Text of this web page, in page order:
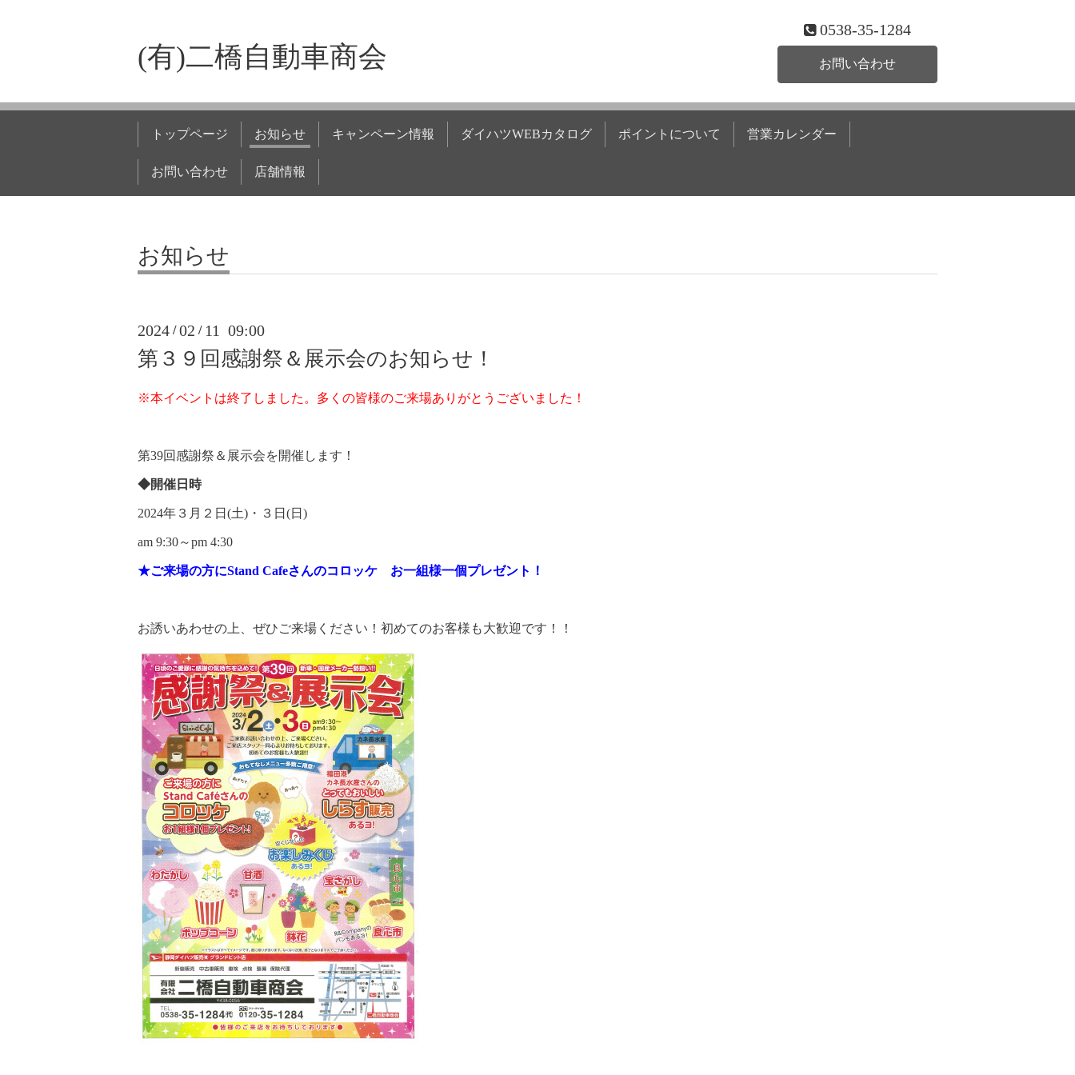
(有)二橋自動車商会
0538-35-1284
お問い合わせ
トップページ お知らせ キャンペーン情報 ダイハツWEBカタログ ポイントについて 営業カレンダー
お問い合わせ 店舗情報
お知らせ
2024 /02 / 11 09:00
第３９回感謝祭＆展示会のお知らせ！
※本イベントは終了しました。多くの皆様のご来場ありがとうございました！
第39回感謝祭＆展示会を開催します！
◆開催日時
2024年３月２日(土)・３日(日)
am 9:30～pm 4:30
★ご来場の方にStand Cafeさんのコロッケ お一組様一個プレゼント！
お誘いあわせの上、ぜひご来場ください！初めてのお客様も大歓迎です！！